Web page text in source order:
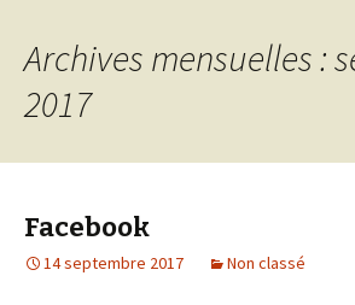
Archives mensuelles :
2017
Facebook
14 septembre 2017 Non classé